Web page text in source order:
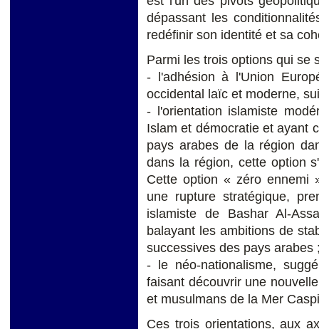
dépassant les
redéfinir son identité et sa
Parmi les trois options qui se
- l'adhésion à l'Union
occidental laïc et moderne,
- l'orientation islamiste
Islam et démocratie et ayant
pays arabes de la région
dans la région, cette option
Cette option « zéro ennemi
une rupture stratégique,
islamiste de Bashar Al-
balayant les ambitions de
successives des pays arabes
- le néo-nationalisme,
faisant découvrir une
et musulmans de la Mer
Ces trois orientations, aux